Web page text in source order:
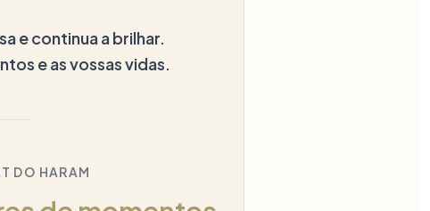
e continua a brilhar.
e as vossas vidas.
DO HARAM